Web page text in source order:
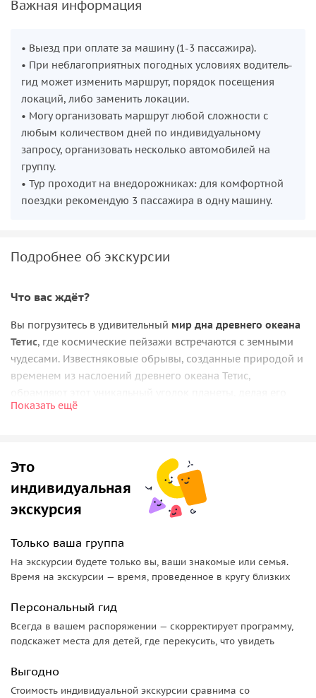
Важная информация
• Выезд при оплате за машину (1-3 пассажира).
• При неблагоприятных погодных условиях водитель-
гид может изменить маршрут, порядок посещения
локаций, либо заменить локации.
• Могу организовать маршрут любой сложности с
любым количеством дней по индивидуальному
запросу, организовать несколько автомобилей на
группу.
• Тур проходит на внедорожниках: для комфортной
поездки рекомендую 3 пассажира в одну машину.
Подробнее об экскурсии
Что вас ждёт?
Вы погрузитесь в удивительный мир дна древнего океана
Тетис, где космические пейзажи встречаются с земными
чудесами. Известняковые обрывы, созданные природой и
временем из наслоений древнего океана Тетис,
похожим на иной мир. Очарование этих мест невозможно
Во время поездки гид поделится фактами о местной
истории, расскажет подробности формирования урочищ,
включая их геологическое происхождение. Покажет
древнего океана Тетис: зубы древних
акул, позвонки акул, морских ежей, аммониты, останки
Дороги включают пересечённую местность (бездорожье).
протяжённостью до 2-х километров.
полевых условиях.
Показать ещё
Это
индивидуальная
экскурсия
Только ваша группа
На экскурсии будете только вы, ваши знакомые или семья.
Время на экскурсии — время, проведенное в кругу близких
Персональный гид
Всегда в вашем распоряжении — скорректирует программу,
подскажет места для детей, где перекусить, что увидеть
Выгодно
Стоимость индивидуальной экскурсии сравнима со